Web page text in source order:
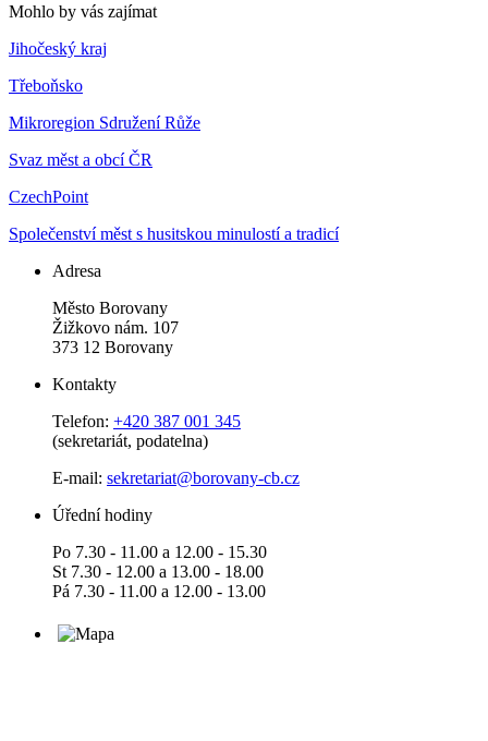
Mohlo by vás zajímat
Jihočeský kraj
Třeboňsko
Mikroregion Sdružení Růže
Svaz měst a obcí ČR
CzechPoint
Společenství měst s husitskou minulostí a tradicí
Adresa
Město Borovany
Žižkovo nám. 107
373 12 Borovany
Kontakty
Telefon: +420 387 001 345
(sekretariát, podatelna)
E-mail: sekretariat@borovany-cb.cz
Úřední hodiny
Po 7.30 - 11.00 a 12.00 - 15.30
St 7.30 - 12.00 a 13.00 - 18.00
Pá 7.30 - 11.00 a 12.00 - 13.00